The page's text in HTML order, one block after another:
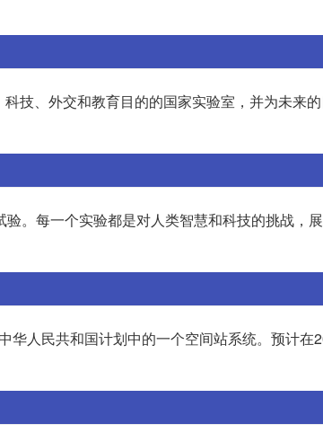
技、外交和教育目的的国家实验室，并为未来
。每一个实验都是对人类智慧和科技的挑战，
华人民共和国计划中的一个空间站系统。预计在